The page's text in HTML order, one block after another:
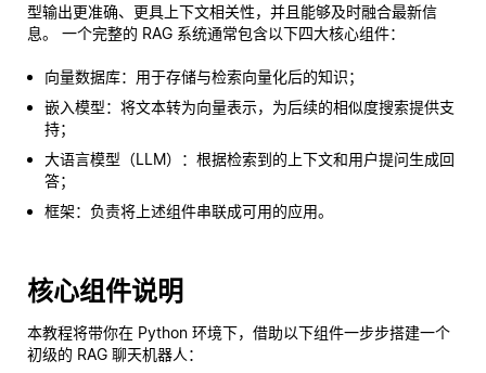
型输出更准确、更具上下文相关性，并且能够及时融合最新信
息。 一个完整的 RAG 系统通常包含以下四大核心组件：
向量数据库：用于存储与检索向量化后的知识；
嵌入模型：将文本转为向量表示，为后续的相似度搜索提供支
持；
大语言模型（LLM）：根据检索到的上下文和用户提问生成回
答；
框架：负责将上述组件串联成可用的应用。
核心组件说明
本教程将带你在 Python 环境下，借助以下组件一步步搭建一个
初级的 RAG 聊天机器人：